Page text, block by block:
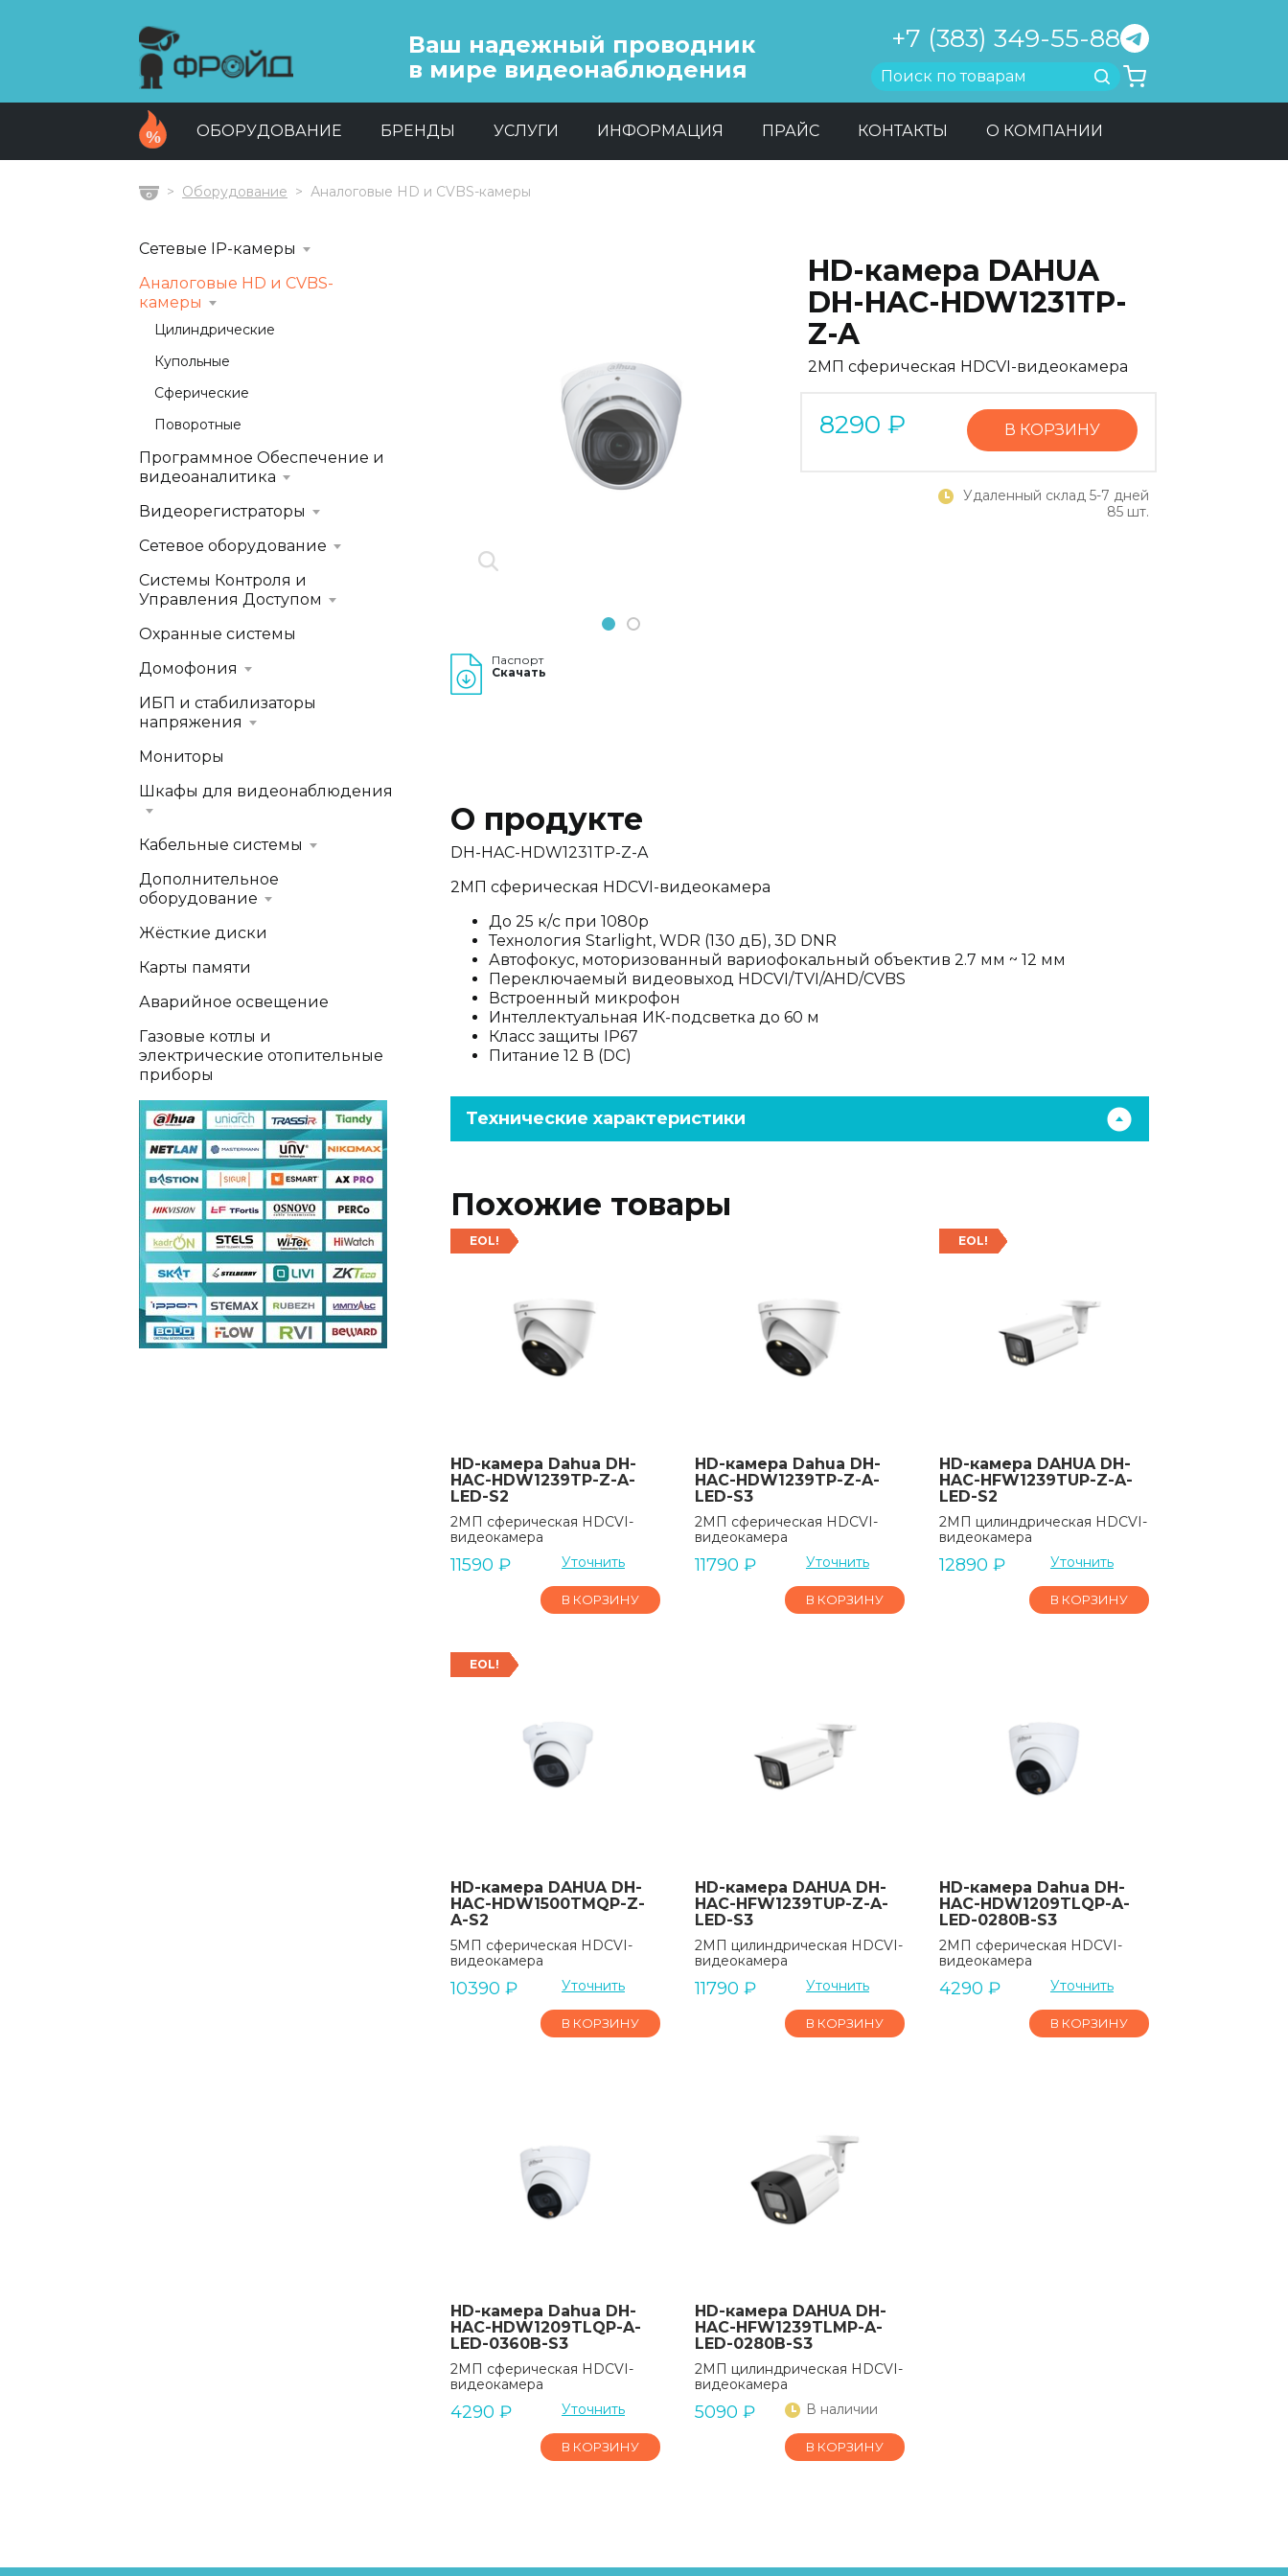
Ваш надежный проводник
в мире видеонаблюдения
+7 (383) 349-55-88
Найти
ОБОРУДОВАНИЕ БРЕНДЫ УСЛУГИ ИНФОРМАЦИЯ ПРАЙС КОНТАКТЫ О КОМПАНИИ
ГлавнаяОборудование Аналоговые HD и CVBS-камеры
1 2
Паспорт
Скачать
HD-камера DAHUA
DH-HAC-HDW1231TP-
Z-A
2МП сферическая HDCVI-видеокамера
8290 ₽ В КОРЗИНУ
Удаленный склад 5-7 дней
85 шт.
О продукте
DH-HAC-HDW1231TP-Z-A
2МП сферическая HDCVI-видеокамера
До 25 к/с при 1080p
Технология Starlight, WDR (130 дБ), 3D DNR
Автофокус, моторизованный вариофокальный объектив 2.7 мм ~ 12 мм
Переключаемый видеовыход HDCVI/TVI/AHD/CVBS
Встроенный микрофон
Интеллектуальная ИК-подсветка до 60 м
Класс защиты IP67
Питание 12 В (DC)
Технические характеристики
Похожие товары
EOL!
HD-камера Dahua DH-
HAC-HDW1239TP-Z-A-
LED-S2
2МП сферическая HDCVI-
видеокамера
11590 ₽ Уточнить
В КОРЗИНУ
HD-камера Dahua DH-
HAC-HDW1239TP-Z-A-
LED-S3
2МП сферическая HDCVI-
видеокамера
11790 ₽ Уточнить
В КОРЗИНУ
EOL!
HD-камера DAHUA DH-
HAC-HFW1239TUP-Z-A-
LED-S2
2МП цилиндрическая HDCVI-
видеокамера
12890 ₽ Уточнить
В КОРЗИНУ
EOL!
HD-камера DAHUA DH-
HAC-HDW1500TMQP-Z-
A-S2
5МП сферическая HDCVI-
видеокамера
10390 ₽ Уточнить
В КОРЗИНУ
HD-камера DAHUA DH-
HAC-HFW1239TUP-Z-A-
LED-S3
2МП цилиндрическая HDCVI-
видеокамера
11790 ₽ Уточнить
В КОРЗИНУ
HD-камера Dahua DH-
HAC-HDW1209TLQP-A-
LED-0280B-S3
2МП сферическая HDCVI-
видеокамера
4290 ₽ Уточнить
В КОРЗИНУ
HD-камера Dahua DH-
HAC-HDW1209TLQP-A-
LED-0360B-S3
2МП сферическая HDCVI-
видеокамера
4290 ₽ Уточнить
В КОРЗИНУ
HD-камера DAHUA DH-
HAC-HFW1239TLMP-A-
LED-0280B-S3
2МП цилиндрическая HDCVI-
видеокамера
5090 ₽ В наличии
В КОРЗИНУ
Сетевые IP-камеры
Аналоговые HD и CVBS-
камеры
Цилиндрические
Купольные
Сферические
Поворотные
Программное Обеспечение и
видеоаналитика
Видеорегистраторы
Сетевое оборудование
Системы Контроля и
Управления Доступом
Охранные системы
Домофония
ИБП и стабилизаторы
напряжения
Мониторы
Шкафы для видеонаблюдения
Кабельные системы
Дополнительное
оборудование
Жёсткие диски
Карты памяти
Аварийное освещение
Газовые котлы и
электрические отопительные
приборы